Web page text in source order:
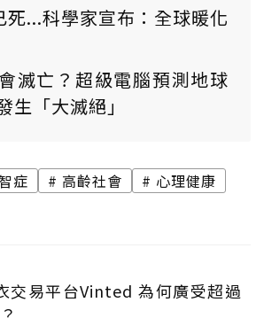
死...科學家宣布：全球暖化
滅亡？超級電腦預測地球
生「大滅絕」
症 高齡社會
心理健康
交易平台Vinted 為何廣受超過